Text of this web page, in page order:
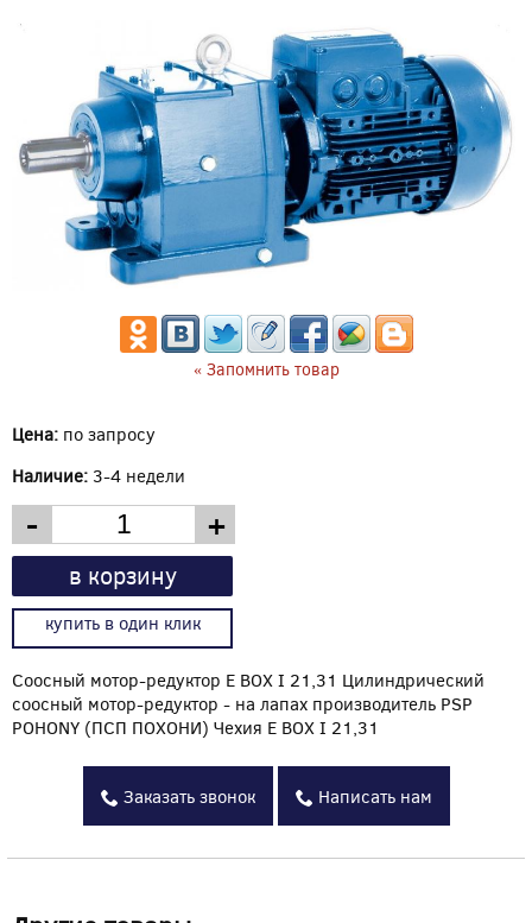
« Запомнить товар
Цена: по запросу
Наличие: 3-4 недели
- +
в корзину
купить в один клик
Соосный мотор-редуктор E BOX I 21,31 Цилиндрический
соосный мотор-редуктор - на лапах производитель PSP
POHONY (ПСП ПОХОНИ) Чехия E BOX I 21,31
Заказать звонок Написать нам